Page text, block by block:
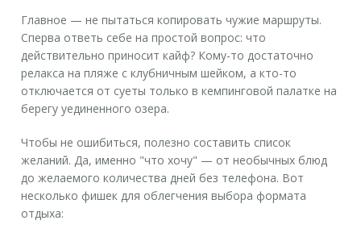
Главное — не пытаться копировать чужие маршруты.
Сперва ответь себе на простой вопрос: что
действительно приносит кайф? Кому-то достаточно
релакса на пляже с клубничным шейком, а кто-то
отключается от суеты только в кемпинговой палатке на
берегу уединенного озера.
Чтобы не ошибиться, полезно составить список
желаний. Да, именно "что хочу" — от необычных блюд
до желаемого количества дней без телефона. Вот
несколько фишек для облегчения выбора формата
отдыха: